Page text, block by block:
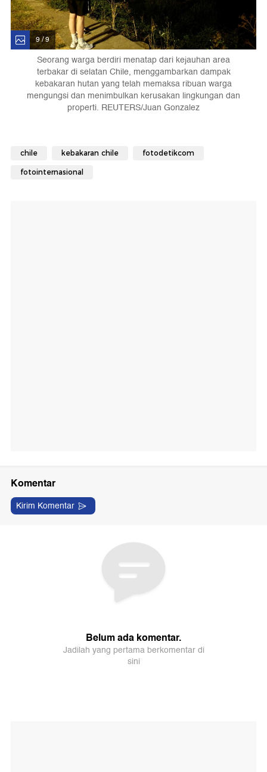
9 / 9
Seorang warga berdiri menatap dari kejauhan area
terbakar di selatan Chile, menggambarkan dampak
kebakaran hutan yang telah memaksa ribuan warga
mengungsi dan menimbulkan kerusakan lingkungan dan
properti. REUTERS/Juan Gonzalez
chile kebakaran chile fotodetikcom
fotointernasional